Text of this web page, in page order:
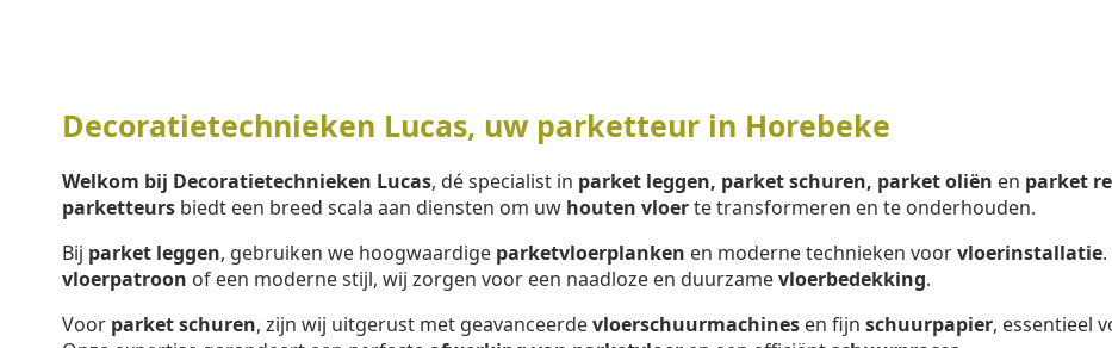
Decoratietechnieken Lucas, uw parketteur in Horebeke
Welkom bij Decoratietechnieken Lucas, dé specialist in parket leggen, parket schuren, parket oliën en parket
parketteurs biedt een breed scala aan diensten om uw houten vloerte transformeren en te onderhouden.
Bij parket leggen, gebruiken we hoogwaardige parketvloerplanken en moderne technieken voorvloerinstallatie
vloerpatroon of een moderne stijl, wij zorgen voor een naadloze en duurzamevloerbedekking.
Voor parket schuren, zijn wij uitgerust met geavanceerdevloerschuurmachines en fijn schuurpapier, essentieel